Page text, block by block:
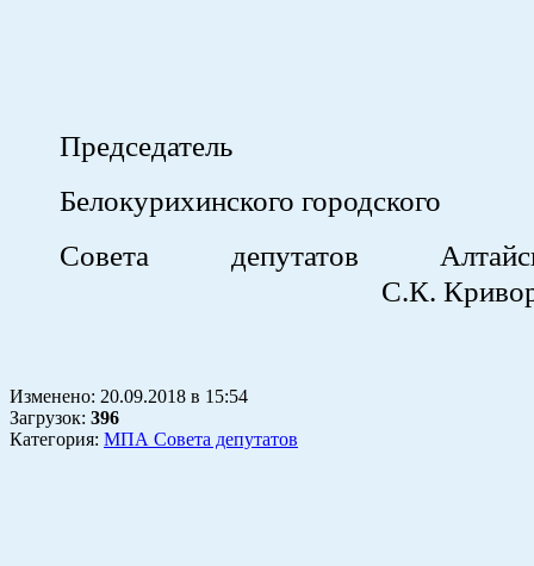
Председатель
Белокурихинского городского
Совета депутатов
С.К.
Изменено: 20.09.2018 в 15:54
Загрузок: 396
Категория: МПА Совета депутатов